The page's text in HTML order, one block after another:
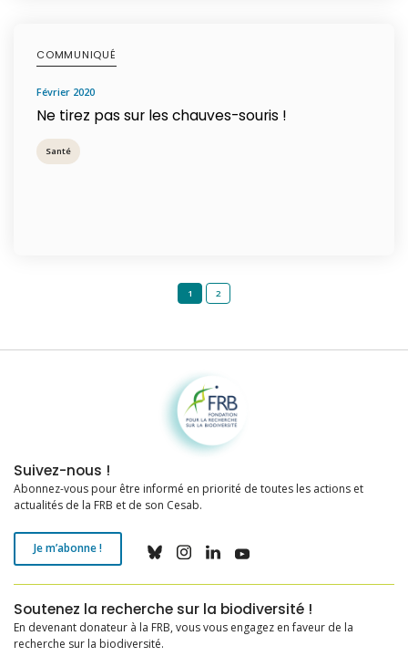
COMMUNIQUÉ
février 2020
Ne tirez pas sur les chauves-souris !
Santé
1 2
Fondation pour la recherche sur la biodiversité
Suivez-nous !
Abonnez-vous pour être informé en priorité de toutes les actions et
actualités de la FRB et de son Cesab.
Je m’abonne !
Soutenez la recherche sur la biodiversité !
En devenant donateur à la FRB, vous vous engagez en faveur de la
recherche sur la biodiversité.